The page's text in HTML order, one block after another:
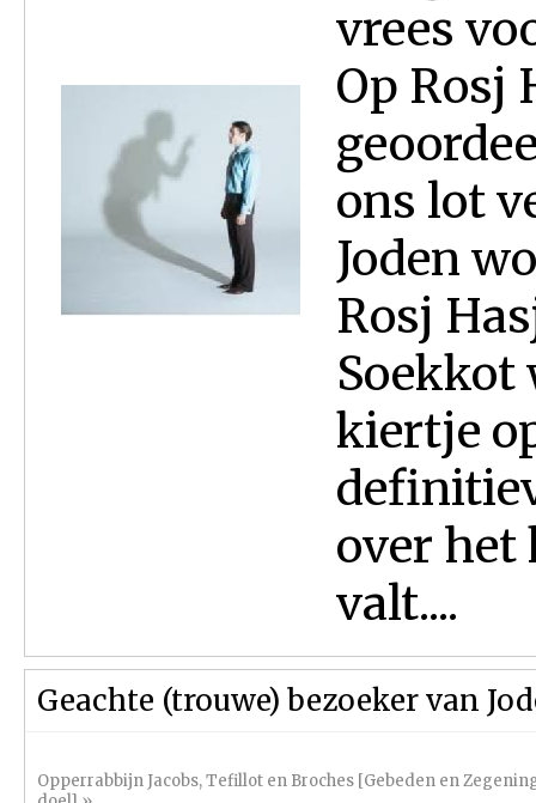
vrees
Op Rosj
ons lot
Joden
Rosj
Soekkot
kiertje
over het
valt....
Geachte (trouwe) bezoeker van
Opperrabbijn Jacobs,Tefillot en Broches [Gebeden en